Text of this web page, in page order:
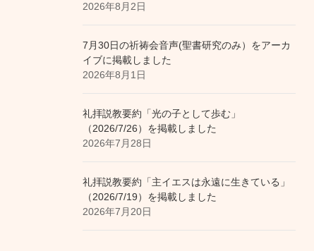
2026年8月2日
7月30日の祈祷会音声(聖書研究のみ）をアーカ
イブに掲載しました
2026年8月1日
礼拝説教要約「光の子として歩む」
（2026/7/26）を掲載しました
2026年7月28日
礼拝説教要約「主イエスは永遠に生きている」
（2026/7/19）を掲載しました
2026年7月20日